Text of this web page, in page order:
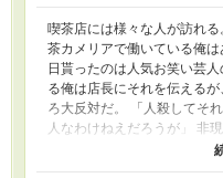
喫茶店には様々な人が訪れ
茶カメリアで働いている俺
日貰ったのは人気お笑い芸
る俺は店長にそれを伝える
ろ大反対だ。 「人殺してそ
人なわけねえだろうが」 非
そうかもしれないけれど俺